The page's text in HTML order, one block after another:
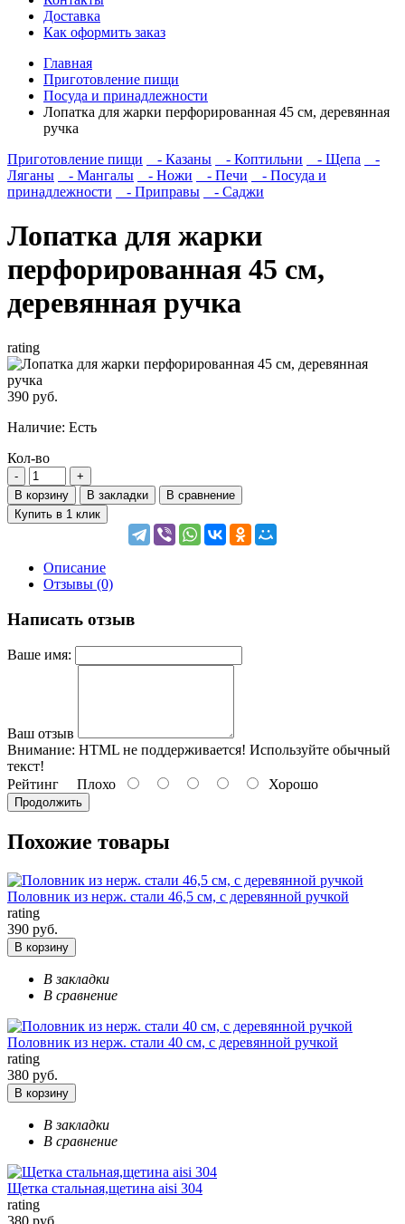
Доставка
Как оформить заказ
Главная
Приготовление пищи
Посуда и принадлежности
Лопатка для жарки перфорированная 45 см, деревянная
ручка
Приготовление пищи
- Казаны - Коптильни - Щепа
-
Ляганы
- Мангалы - Ножи - Печи
- Посуда и
принадлежности
- Приправы - Саджи
Лопатка для жарки
перфорированная 45 см,
деревянная ручка
rating
390 руб.
Наличие: Есть
Кол-во
В корзину В закладки
В сравнение
Купить в 1 клик
Описание
Отзывы (0)
Написать отзыв
Ваше имя:
Ваш отзыв
Внимание: HTML не поддерживается! Используйте обычный
текст!
Рейтинг Плохо Хорошо
Продолжить
Похожие товары
Половник из нерж. стали 46,5 см, с деревянной ручкой
rating
390 руб.
В корзину
В закладки
В сравнение
Половник из нерж. стали 40 см, с деревянной ручкой
rating
380 руб.
В корзину
В закладки
В сравнение
Щетка стальная,щетина aisi 304
rating